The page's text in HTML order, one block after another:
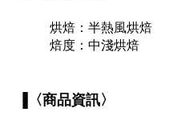
烘焙：半熱風烘焙
焙度：中淺烘焙
▐〈商品資訊〉